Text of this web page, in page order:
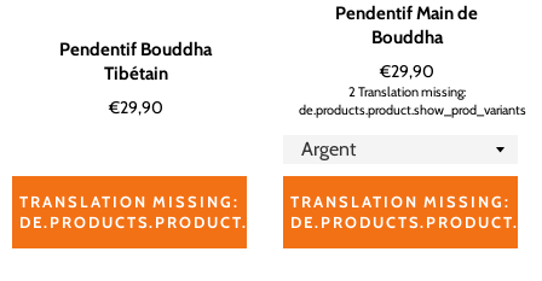
Pendentif Bouddha
Tibétain
Normaler
€29,90
TRANSLATION MISSING:
Pendentif Main de
Bouddha
Normaler
Preis
€29,90
2 Translation missing:
de.products.product.show_prod_variants
TRANSLATION MISSING: